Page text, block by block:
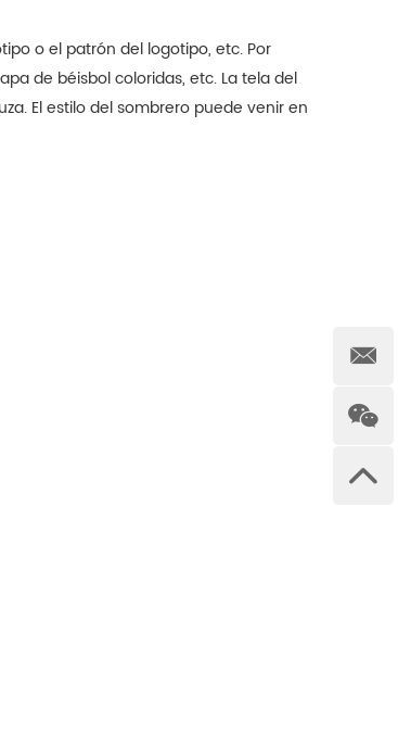
o el patrón del logotipo, etc. Por
de béisbol coloridas, etc. La tela del
El estilo del sombrero puede venir en